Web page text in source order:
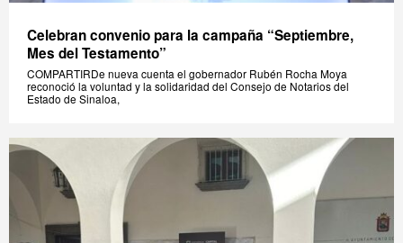
Celebran convenio para la campaña “Septiembre,
Mes del Testamento”
COMPARTIRDe nueva cuenta el gobernador Rubén Rocha Moya
reconoció la voluntad y la solidaridad del Consejo de Notarios del
Estado de Sinaloa,